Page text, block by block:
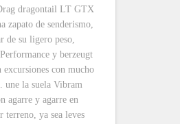
dragontail LT GTX
zapato de senderismo,
de su ligero peso,
y berzeugt
excursiones con mucho
une la suela Vibram
agarre y agarre en
terreno, ya sea leves